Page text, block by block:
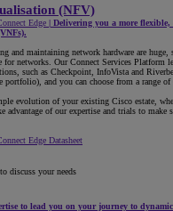
(NFV)
Edge | Delivering you a more
and maintaining network hardware are
for networks. Our Connect Services Platform
such as Checkpoint, InfoVista and
portfolio), and you can choose from a range
evolution of your existing Cisco estate,
advantage of our expertise and trials to make
Edge Datasheet
discuss your needs
to lead you on your journey to dynamic